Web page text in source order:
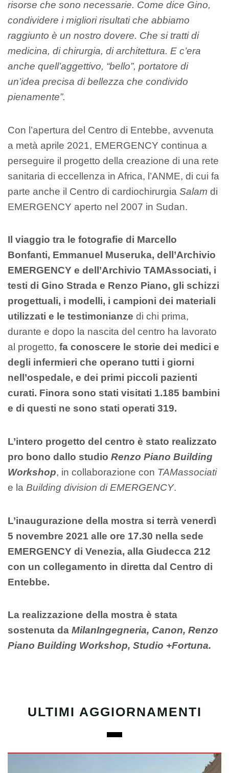
risorse che sono necessarie. Come dice Gino,
condividere i migliori risultati che abbiamo
raggiunto è un nostro dovere. Che si tratti di
medicina, di chirurgia, di architettura. E c’era
anche quell’aggettivo, “bello”, portatore di
un’idea precisa di bellezza che condivido
pienamente”.
Con l’apertura del Centro di Entebbe, avvenuta
a metà aprile 2021, EMERGENCY continua a
perseguire il progetto della creazione di una rete
sanitaria di eccellenza in Africa, l’ANME, di cui fa
parte anche il Centro di cardiochirurgia Salam di
EMERGENCY aperto nel 2007 in Sudan.
Il viaggio tra le fotografie di Marcello
Bonfanti, Emmanuel Museruka, dell’Archivio
EMERGENCY e dell’Archivio TAMAssociati, i
testi di Gino Strada e Renzo Piano, gli schizzi
progettuali, i modelli, i campioni dei materiali
utilizzati e le testimonianze di chi prima,
durante e dopo la nascita del centro ha lavorato
al progetto, fa conoscere le storie dei medici e
degli infermieri che operano tutti i giorni
nell’ospedale, e dei primi piccoli pazienti
curati. Finora sono stati visitati 1.185 bambini
e di questi ne sono stati operati 319.
L’intero progetto del centro è stato realizzato
pro bono dallo studio Renzo Piano Building
Workshop, in collaborazione con TAMassociati
e la Building division di EMERGENCY.
L’inaugurazione della mostra si terrà venerdì
5 novembre 2021 alle ore 17.30 nella sede
EMERGENCY di Venezia, alla Giudecca 212
con un collegamento in diretta dal Centro di
Entebbe.
La realizzazione della mostra è stata
sostenuta da MilanIngegneria, Canon, Renzo
Piano Building Workshop, Studio +Fortuna.
ULTIMI AGGIORNAMENTI